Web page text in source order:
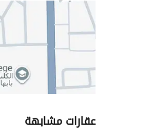
صرف صحي
نعم
تفاصيل اضافية
عمر العقار
ست
عرض الشارع
رقم المخطط
عقارات مشابهة